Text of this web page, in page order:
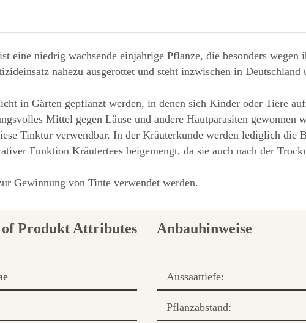
eine niedrig wachsende einjährige Pflanze, die besonders
nahezu ausgerottet und steht inzwischen in Deutschland
in Gärten gepflanzt werden, in denen sich Kinder oder Tiere
Mittel gegen Läuse und andere Hautparasiten gewonnen
Tinktur verwendbar. In der Kräuterkunde werden lediglich die
Funktion Kräutertees beigemengt, da sie auch nach der
Gewinnung von Tinte verwendet werden.
Anbauhinweise
Aussaattiefe:
Pflanzabstand: